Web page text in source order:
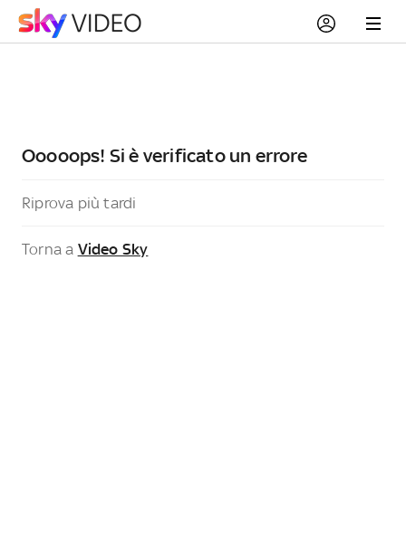
Ooooops! Si è verificato un errore
Riprova più tardi
Torna a Video Sky